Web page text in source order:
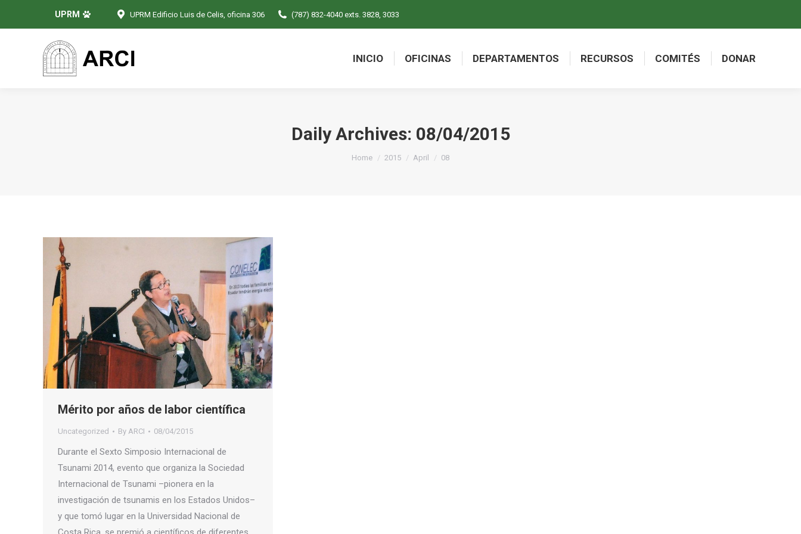
UPRM UPRM Edificio Luis de Celis, oficina 306 (787) 832-4040 exts. 3828, 3033
INICIO OFICINAS DEPARTAMENTOS RECURSOS COMITÉS DONAR
Daily Archives: 08/04/2015
You are here:
Home 2015 April 08
Mérito por años de labor científica
Uncategorized By ARCI 08/04/2015
Durante el Sexto Simposio Internacional de
Tsunami 2014, evento que organiza la Sociedad
Internacional de Tsunami –pionera en la
investigación de tsunamis en los Estados Unidos–
y que tomó lugar en la Universidad Nacional de
INICIO